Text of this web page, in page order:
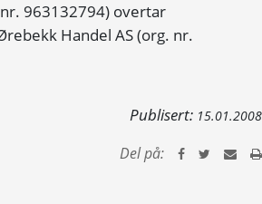
nr. 963132794) overtar
Handel AS (org. nr.
Publisert: 15.01.2008
Del på: